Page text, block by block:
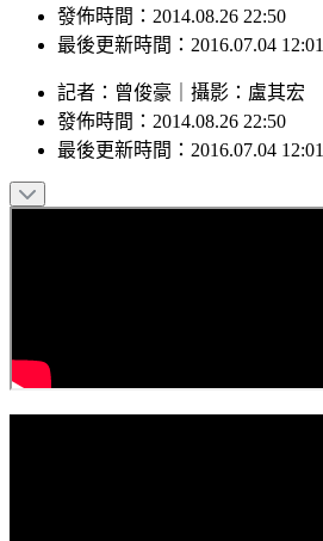
發佈時間：2014.08.26 22:50
最後更新時間：2016.07.04 12:01
記者 ： 曾俊豪 攝影 ： 盧其宏
發佈時間： 2014.08.26 22:50
最後更新時間： 2016.07.04 12:01